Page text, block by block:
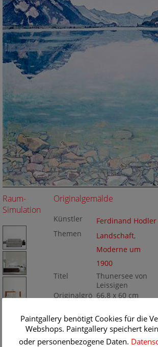
Raum-
Simulation
Originalgemälde
Künstler
Ferdinand Hodler
Themen
Landschaft,
Moderne um
1900
Titel
Thunersee von
Leissigen
Originalgrö 66.8 x 60 cm
Öl/Leinwand
Gemälde
Nr
BA15743
Paintgallery benötigt Cookies für die
Webshops. Paintgallery speichert
oder personenbezogene Daten.